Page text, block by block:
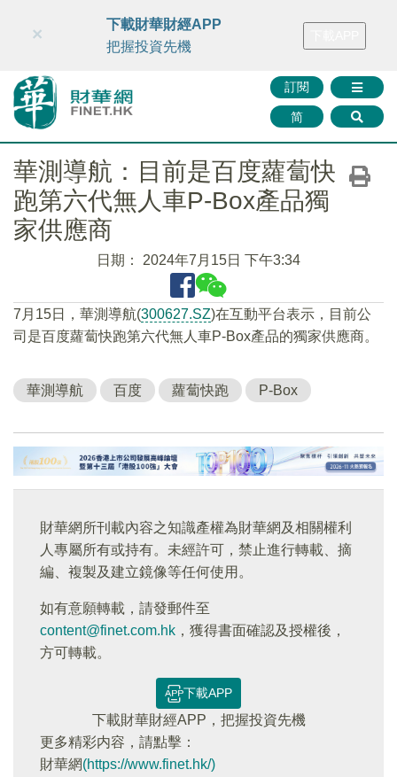
財華智庫網 FINTV FINMETA 財華證券 媒體矩陣
訂閱
简
×
下載財華財經APP
把握投資先機
華測導航：目前是百度蘿蔔快
跑第六代無人車P-Box產品獨
家供應商
日期： 2024年7月15日 下午3:34
7月15日，華測導航(300627.SZ)在互動平台表示，目前公
司是百度蘿蔔快跑第六代無人車P-Box產品的獨家供應商。
華測導航 百度 蘿蔔快跑 P-Box
財華網所刊載內容之知識產權為財華網及相關權利
人專屬所有或持有。未經許可，禁止進行轉載、摘
編、複製及建立鏡像等任何使用。
如有意願轉載，請發郵件至
content@finet.com.hk ，獲得書面確認及授權後，
方可轉載。
下載APP
下載財華財經APP，把握投資先機
更多精彩内容，請點擊：
財華網(https://www.finet.hk/)